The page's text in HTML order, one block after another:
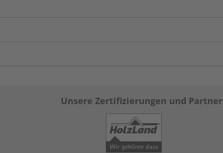
Unsere Zertifizierungen und Partner